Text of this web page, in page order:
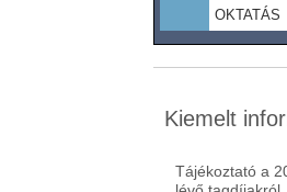
OKTATÁS
Kiemelt
Tájékoztató a